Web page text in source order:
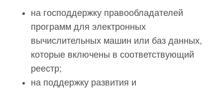
на господдержку правообладателей
программ для электронных
вычислительных машин или баз данных,
которые включены в соответствующий
реестр;
на поддержку развития и